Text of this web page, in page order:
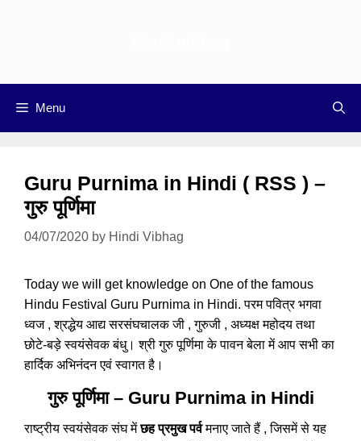
Menu
Guru Purnima in Hindi ( RSS ) –
गुरु पूर्णिमा
04/07/2020 by Hindi Vibhag
Today we will get knowledge on One of the famous
Hindu Festival Guru Purnima in Hindi. परम पवित्र भगवा
ध्वज , श्रद्धेय आद्य सरसंघचालक जी , गुरुजी , अध्यक्ष महोदय तथा
छोटे-बड़े स्वयंसेवक बंधु। श्री गुरु पूर्णिमा के पावन बेला में आप सभी का
हार्दिक अभिनंदन एवं स्वागत है।
गुरु पूर्णिमा – Guru Purnima in Hindi
राष्ट्रीय स्वयंसेवक संघ मेंछह प्रमुख पर्वमनाए जाते हैं , जिसमें से यह